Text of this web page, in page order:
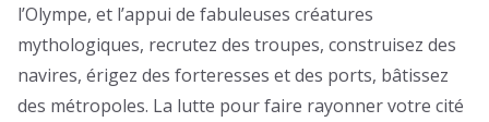
l’Olympe, et l’appui de fabuleuses créatures
mythologiques, recrutez des troupes, construisez des
navires, érigez des forteresses et des ports, bâtissez
des métropoles. La lutte pour faire rayonner votre cité